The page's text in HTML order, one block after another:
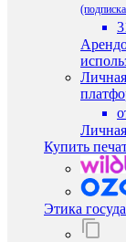
Купить
Этика